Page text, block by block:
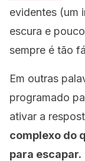
evidentes (um
escura e
sempre é tão
Em outras
programado
ativar a
complexo do
para escapar.